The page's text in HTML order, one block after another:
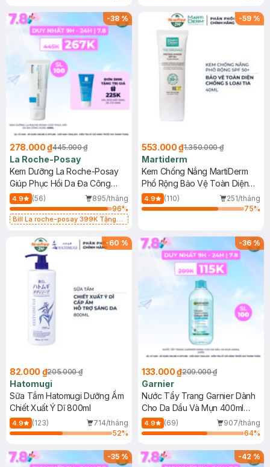
-38%
278.000 ₫445.000 ₫
La Roche-Posay
Kem Dưỡng La Roche-Posay
Giúp Phục Hồi Da Đa Công
Dụng 40ml
4.9 (56)
895/tháng
96%
Bill La roche-posay 399K Tặng
(SL có hạn)
-59 %
553.000 ₫1.350.000 ₫
Martiderm
Kem Chống Nắng MartiDerm
Phổ Rộng Bảo Vệ Toàn Diện
40ml
4.9 (110)
251/tháng
75%
-60 %
82.000 ₫205.000 ₫
Hatomugi
Sữa Tắm Hatomugi Dưỡng Ẩm
Chiết Xuất Ý Dĩ 800ml
4.9 (123)
714/tháng
52%
-36%
133.000 ₫209.000 ₫
Garnier
Nước Tẩy Trang Garnier Dành
Cho Da Dầu Và Mụn 400ml
(Mới)
4.9 (69)
907/tháng
64%
-35% -42%